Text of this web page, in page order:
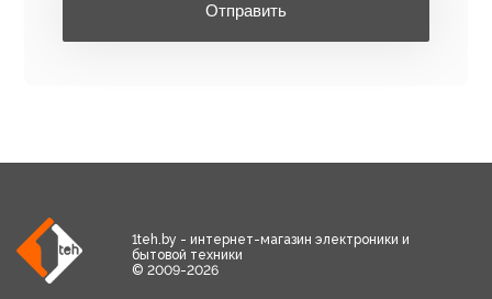
Отправить
1teh.by - интернет-магазин электроники и
бытовой техники
© 2009-2026